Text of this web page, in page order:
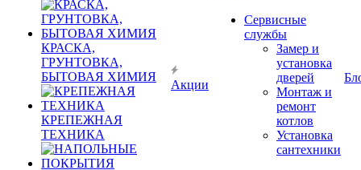
КРАСКА,
ГРУНТОВКА,
БЫТОВАЯ ХИМИЯ
КРЕПЕЖНАЯ
ТЕХНИКА
Акции
Сервисные
службы
Замер и
установка
дверей
Монтаж и
ремонт
котлов
Установка
сантехники